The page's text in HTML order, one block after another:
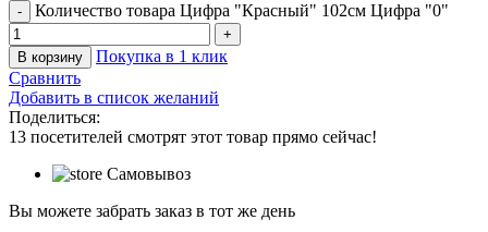
Количество товара Цифра "Красный" 102см Цифра "0"
В корзину
Покупка в 1 клик
Сравнить
Добавить в список желаний
Поделиться:
13 посетителей смотрят этот товар прямо сейчас!
Самовывоз
Вы можете забрать заказ в тот же день